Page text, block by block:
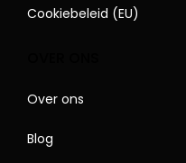
Cookiebeleid (EU)
Over ons
Blog